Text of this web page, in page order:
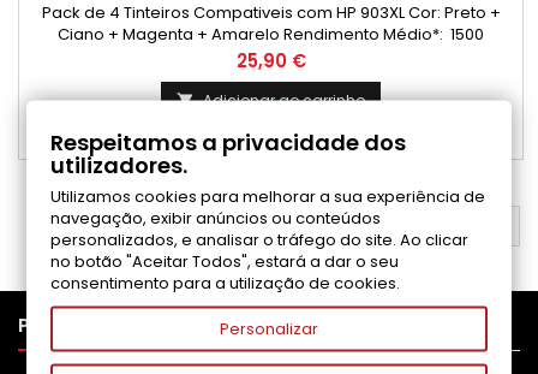
Pack de 4 Tinteiros Compativeis com HP 903XL Cor: Preto +
Ciano + Magenta + Amarelo Rendimento Médio*: 1500
Páginas* / preto 825 Páginas* / cada cor
Preço
25,90 €
 Adicionar ao carrinho
Disponível
VOLTAR AO TOPO
PRODUTOS
Respeitamos a privacidade dos
utilizadores.
Utilizamos cookies para melhorar a sua experiência de
navegação, exibir anúncios ou conteúdos
personalizados, e analisar o tráfego do site. Ao clicar
no botão "Aceitar Todos", estará a dar o seu
consentimento para a utilização de cookies.
Personalizar